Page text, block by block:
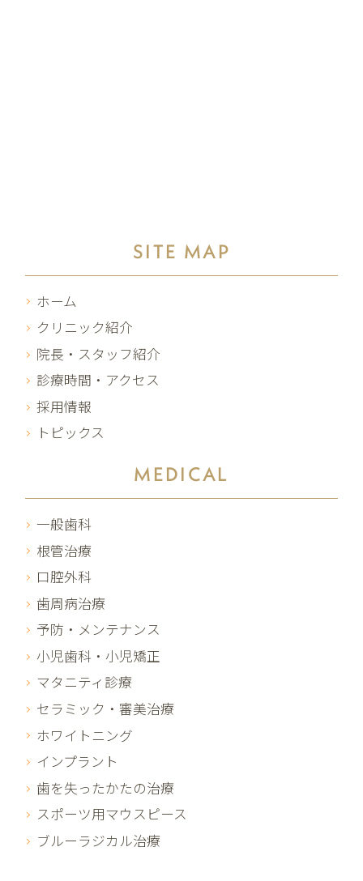
SITE MAP
ホーム
クリニック紹介
院長・スタッフ紹介
診療時間・アクセス
採用情報
トピックス
MEDICAL
一般歯科
根管治療
口腔外科
歯周病治療
予防・メンテナンス
小児歯科・小児矯正
マタニティ診療
セラミック・審美治療
ホワイトニング
インプラント
歯を失ったかたの治療
スポーツ用マウスピース
ブルーラジカル治療